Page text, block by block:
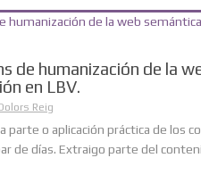
de humanización de la
en LBV.
Reig
parte o aplicación práctica de los
de días. Extraigo parte del